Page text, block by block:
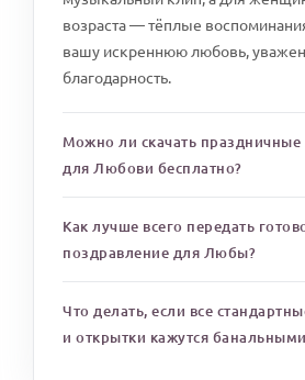
возраста — тёплые
вашу искреннюю любовь,
благодарность.
Можно ли скачать
для Любови бесплатно?
Как лучше всего передать
поздравление для Любы?
Что делать, если все
и открытки кажутся